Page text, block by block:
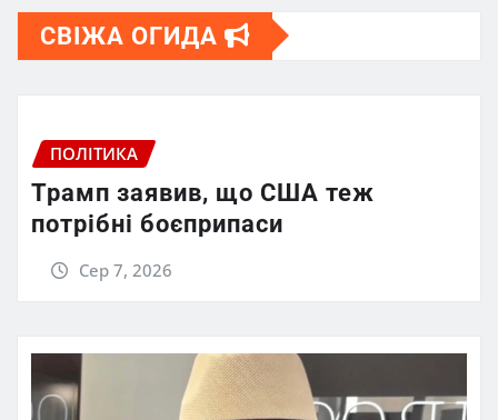
СВІЖА ОГИДА
ПОЛІТИКА
Трамп заявив, що США теж
потрібні боєприпаси
Сер 7, 2026